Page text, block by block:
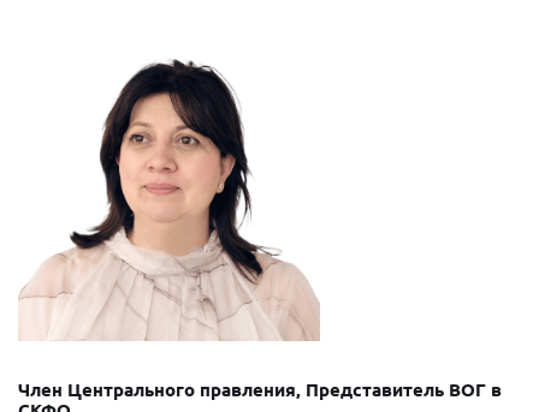
Член Центрального правления, Представитель ВОГ в